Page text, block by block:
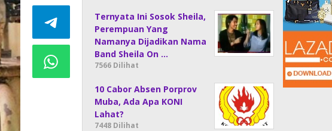
Ternyata Ini Sosok Sheila,
Perempuan Yang
Namanya Dijadikan Nama
Band Sheila On …
7566 Dilihat
10 Cabor Absen Porprov
Muba, Ada Apa KONI
Lahat?
7448 Dilihat